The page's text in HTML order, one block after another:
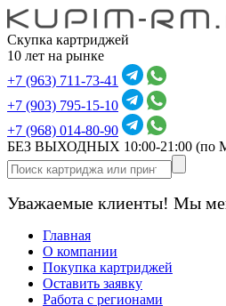
Скупка картриджей
10 лет на рынке
+7 (963) 711-73-41
+7 (903) 795-15-10
+7 (968) 014-80-90
БЕЗ ВЫХОДНЫХ 10:00-21:00 (по
Уважаемые клиенты! Мы
Главная
О компании
Покупка картриджей
Оставить заявку
Работа с регионами